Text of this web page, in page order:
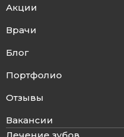
Акции
Врачи
Блог
Портфолио
Отзывы
Вакансии